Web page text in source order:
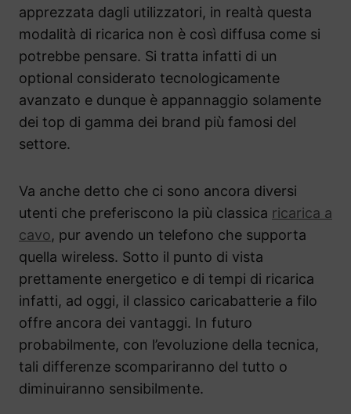
apprezzata dagli utilizzatori, in realtà questa
modalità di ricarica non è così diffusa come si
potrebbe pensare. Si tratta infatti di un
optional considerato tecnologicamente
avanzato e dunque è appannaggio solamente
dei top di gamma dei brand più famosi del
settore.
Va anche detto che ci sono ancora diversi
utenti che preferiscono la più classica ricarica a
cavo, pur avendo un telefono che supporta
quella wireless. Sotto il punto di vista
prettamente energetico e di tempi di ricarica
infatti, ad oggi, il classico caricabatterie a filo
offre ancora dei vantaggi. In futuro
probabilmente, con l’evoluzione della tecnica,
tali differenze scompariranno del tutto o
diminuiranno sensibilmente.